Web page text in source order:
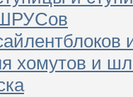
хомутов и